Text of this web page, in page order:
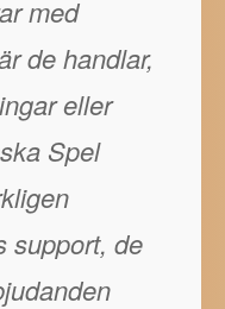
med
de handlar,
eller
Spel
support, de